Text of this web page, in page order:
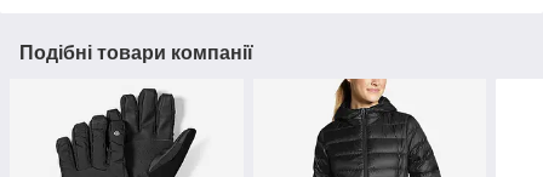
Подібні товари компанії